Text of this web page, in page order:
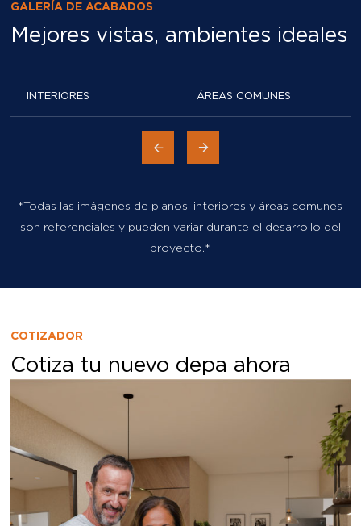
GALERÍA DE ACABADOS
Mejores vistas, ambientes ideales
INTERIORES ÁREAS COMUNES
*Todas las imágenes de planos, interiores y áreas comunes
son referenciales y pueden variar durante el desarrollo del
proyecto.*
COTIZADOR
Cotiza tu nuevo depa ahora